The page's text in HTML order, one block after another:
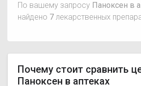
По вашему запросу Паноксен в
найдено 7 лекарственных
Почему стоит сравнить
Паноксен в аптеках